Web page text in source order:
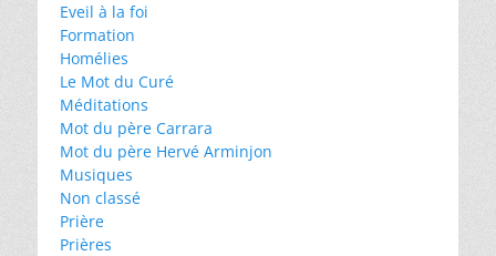
Eveil à la foi
Formation
Homélies
Le Mot du Curé
Méditations
Mot du père Carrara
Mot du père Hervé Arminjon
Musiques
Non classé
Prière
Prières